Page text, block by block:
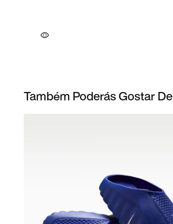
Também Poderás Gostar De